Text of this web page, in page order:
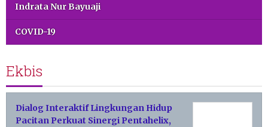
Indrata Nur Bayuaji
COVID-19
Ekbis
Dialog Interaktif Lingkungan Hidup
Pacitan Perkuat Sinergi Pentahelix,